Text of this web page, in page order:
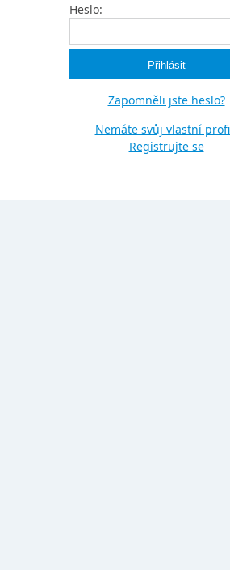
Heslo:
Zapomněli jste heslo?
Nemáte svůj vlastní
Registrujte se